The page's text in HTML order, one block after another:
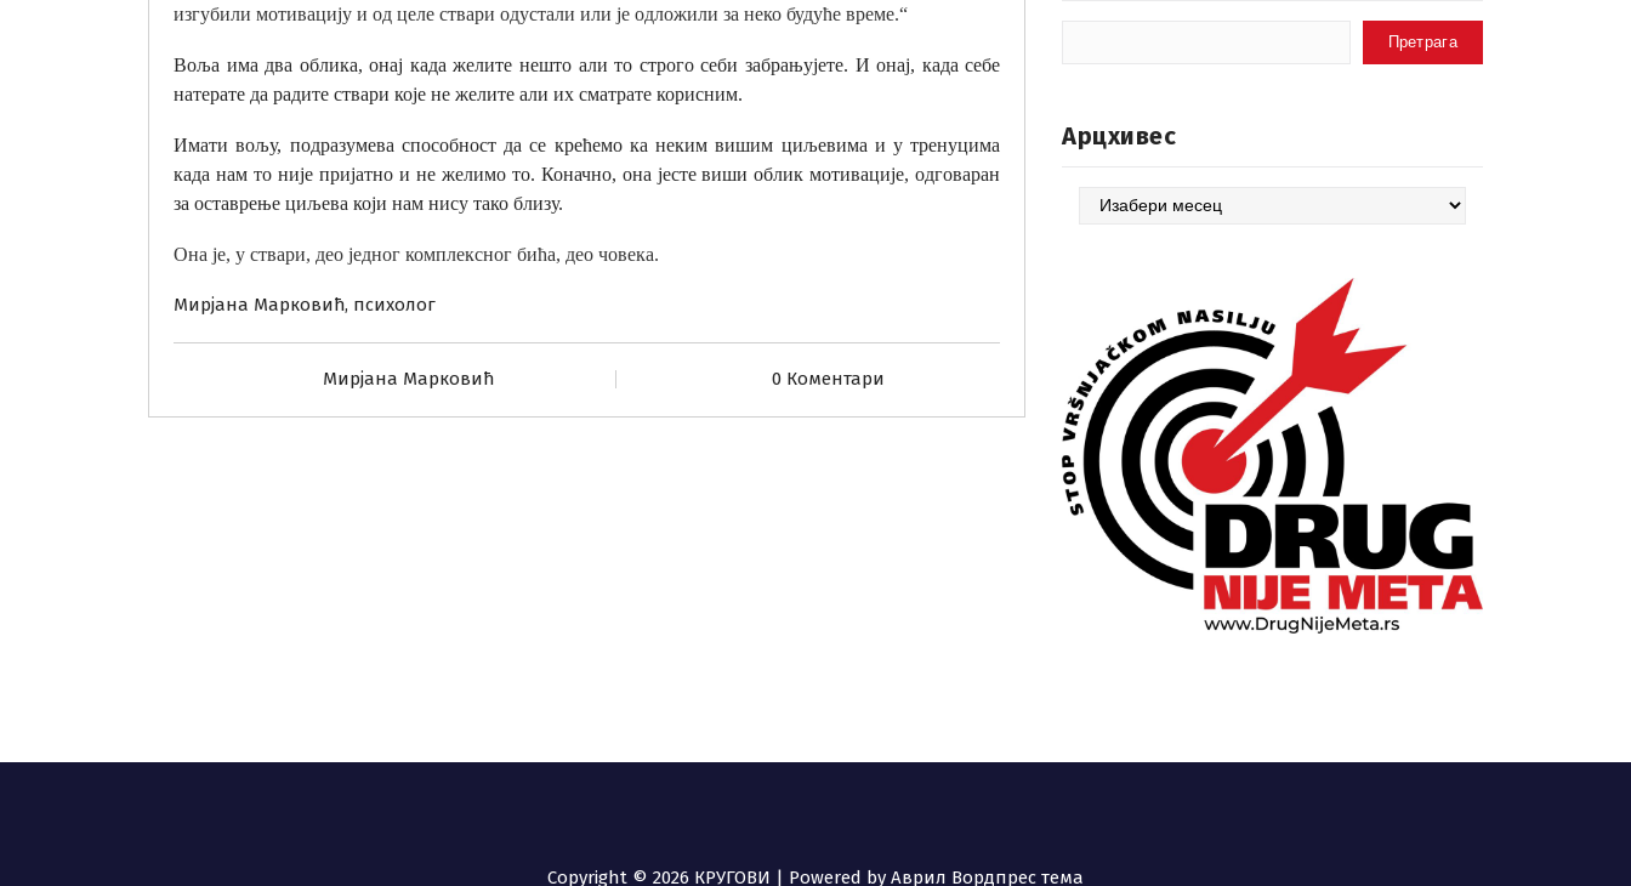
изгубили мотивацију и од целе ствари одустали или је одложили за неко будуће време.“
Воља има два облика, онај када желите нешто али то строго себи забрањујете. И онај, када себе
натерате да радите ствари које не желите али их сматрате корисним.
Имати вољу, подразумева способност да се крећемо ка неким вишим циљевима и у тренуцима
када нам то није пријатно и не желимо то. Коначно, она јесте виши облик мотивације, одговаран
за оставрење циљева који нам нису тако близу.
Она је, у ствари, део једног комплексног бића, део човека.
Мирјана Марковић, психолог
Мирјана Марковић 0 Коментари
Претрага
Арцхивес
Арцхивес
Copyright © 2026 КРУГОВИ | Powered by Аврил Вордпрес тема